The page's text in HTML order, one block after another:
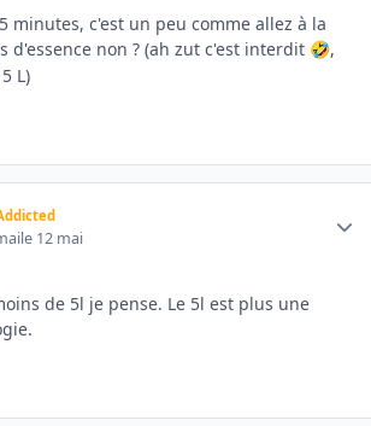
minutes, c'est un peu comme allez à la
d'essence non ? (ah zut c'est interdit 🤣,
L)
le 12 mai
de 5l je pense. Le 5l est plus une